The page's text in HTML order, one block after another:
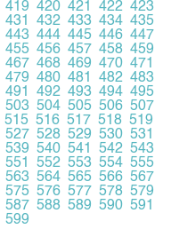
419 420 421 422 423
431 432 433 434 435
443 444 445 446 447
455 456 457 458 459
467 468 469 470 471
479 480 481 482 483
491 492 493 494 495
503 504 505 506 507
515 516 517 518 519
527 528 529 530 531
539 540 541 542 543
551 552 553 554 555
563 564 565 566 567
575 576 577 578 579
587 588 589 590 591
599